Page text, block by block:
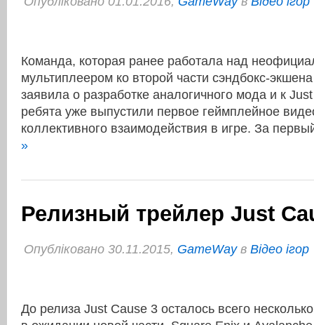
Команда, которая ранее работала над
мультиплеером ко второй части сэндбокс-
заявила о разработке аналогичного мода и к
ребята уже выпустили первое геймплейное
коллективного взаимодействия в игре. За
»
Релизный трейлер Just
Опубліковано 30.11.2015, GameWayв Відео ігор
До релиза Just Cause 3 осталось всего